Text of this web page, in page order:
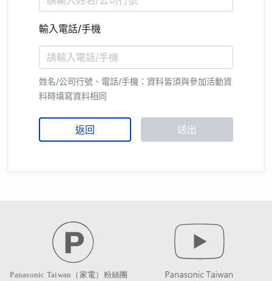
輸入電話/手機
姓名/公司行號、電話/手機：資料皆須與參加活動資
料時填寫資料相同
返回 送出